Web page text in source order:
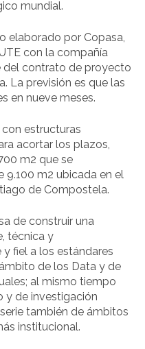
mundial.
elaborado por Copasa,
con la compañía
del contrato de proyecto
La previsión es que las
en nueve meses.
estructuras
acortar los plazos,
m2 que se
9.100 m2 ubicada en el
de Compostela.
de construir una
técnica y
fiel a los estándares
de los Data y de
al mismo tiempo
y de investigación
también de ámbitos
institucional.